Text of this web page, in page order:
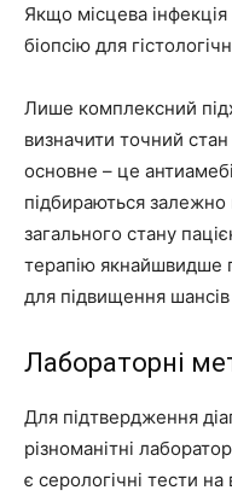
Якщо місцева
біопсію для
Лише комплексний
визначити точний стан
основне – це
підбираються залежно
загального стану
терапію якнайшвидше
для підвищення
Лабораторні
Для підтвердження
різноманітні
є серологічні тести